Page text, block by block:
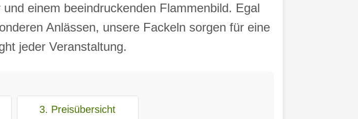
einem beeindruckenden Flammenbild. Egal
Anlässen, unsere Fackeln sorgen für eine
jeder Veranstaltung.
3. Preisübersicht